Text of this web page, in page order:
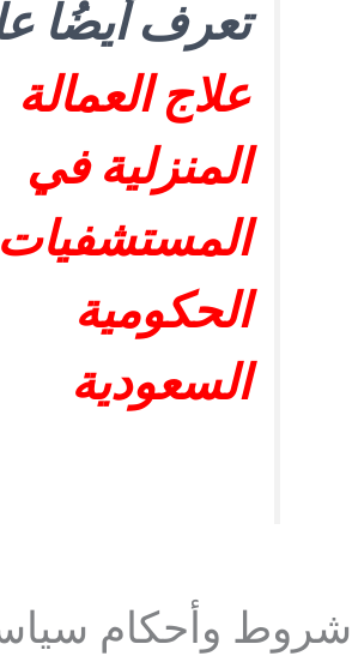
تعرف أيضُا
علاج العمالة
المنزلية في
المستشفيات
الحكومية
السعودية
شروط وأحكام